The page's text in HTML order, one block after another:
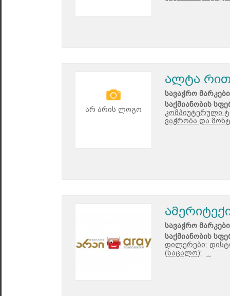
არ არის ლოგო
ალტა
სავაჭრო
საქმიანობის
კომპიუტერული
ვაჭრობა და
სავაჭრო
საქმიანობის
დილერები;
(საცალო);